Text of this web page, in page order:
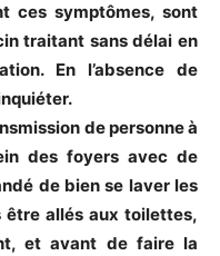
ces symptômes, sont
traitant sans délai en
En l’absence de
de personne à
des foyers avec de
de bien se laver les
être allés aux toilettes,
et avant de faire la